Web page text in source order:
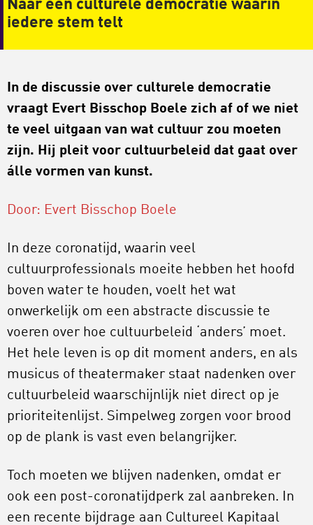
Naar een culturele democratie waarin
iedere stem telt
In de discussie over culturele democratie
vraagt Evert Bisschop Boele zich af of we niet
te veel uitgaan van wat cultuur zou moeten
zijn. Hij pleit voor cultuurbeleid dat gaat over
álle vormen van kunst.
Door: Evert Bisschop Boele
In deze coronatijd, waarin veel
cultuurprofessionals moeite hebben het hoofd
boven water te houden, voelt het wat
onwerkelijk om een abstracte discussie te
voeren over hoe cultuurbeleid ‘anders’ moet.
Het hele leven is op dit moment anders, en als
musicus of theatermaker staat nadenken over
cultuurbeleid waarschijnlijk niet direct op je
prioriteitenlijst. Simpelweg zorgen voor brood
op de plank is vast even belangrijker.
Toch moeten we blijven nadenken, omdat er
ook een post-coronatijdperk zal aanbreken. In
een recente bijdrage aan Cultureel Kapitaal